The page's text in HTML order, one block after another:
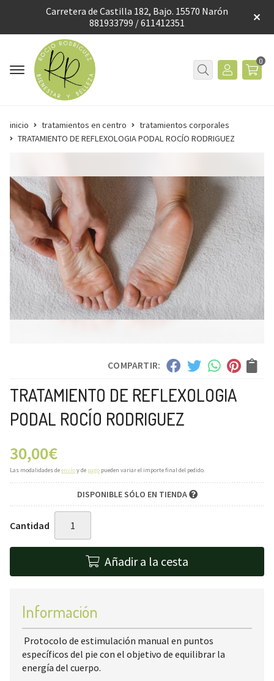
Carretera de Castilla 182, Bajo. 15570 Narón
881933799 / 611412351
0
inicio tratamientos en centro
tratamientos corporales
TRATAMIENTO DE REFLEXOLOGIA PODAL ROCÍO RODRIGUEZ
COMPARTIR:
TRATAMIENTO DE REFLEXOLOGIA
PODAL ROCÍO RODRIGUEZ
30,00€
Las modalidades deenvíoy de pago pueden variar el importe final del pedido.
DISPONIBLE SÓLO EN TIENDA
Cantidad
Añadir a la cesta
Información
Protocolo de estimulación manual en puntos
específicos del pie con el objetivo de equilibrar la
energía del cuerpo.